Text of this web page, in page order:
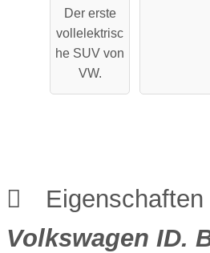
Performa
nce
Der erste
vollelektrisc
he SUV von
VW.
Volkswagen ID.